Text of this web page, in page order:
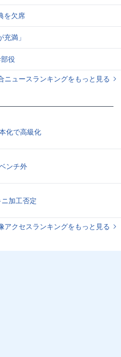
を欠席
満」
役
ニュースランキングをもっと見る
化で高級化
ンチ外
加工否定
アクセスランキングをもっと見る